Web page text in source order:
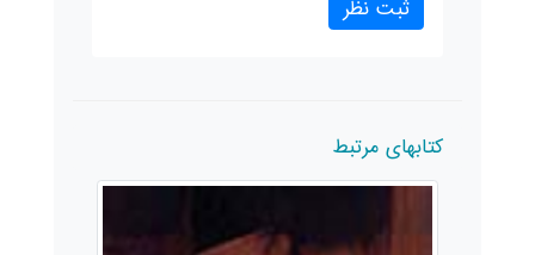
کتابهای مرتبط